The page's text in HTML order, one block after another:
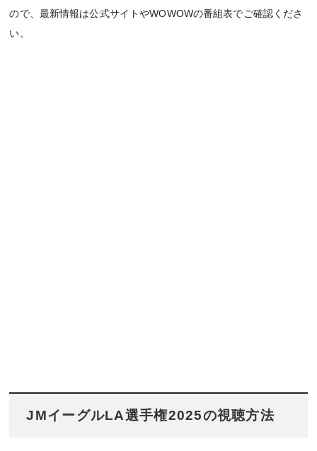
ので、最新情報は公式サイトやWOWOWの番組表でご確認くださ
い。
JMイーグルLA選手権2025の視聴方法